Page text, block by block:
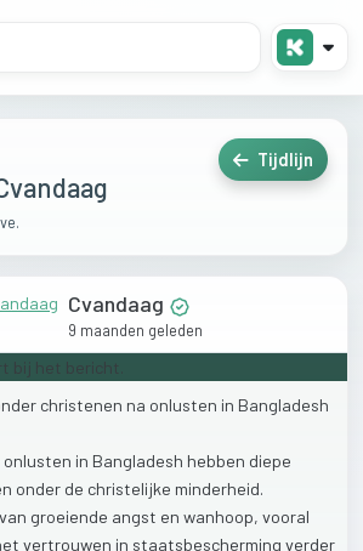
Tijdlijn
Cvandaag
9 maanden geleden
christenen na onlusten in Bangladesh
onlusten in Bangladesh hebben diepe
onder de christelijke minderheid.
van groeiende angst en wanhoop, vooral
vertrouwen in staatsbescherming verder